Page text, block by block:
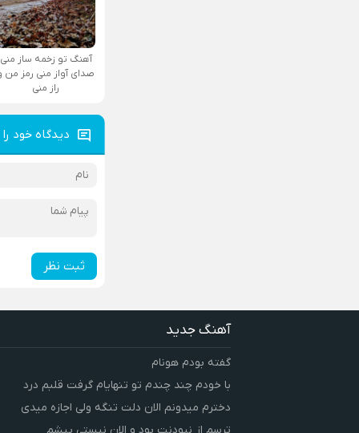
آهنگ تو زخمه ساز منی
صدای آواز منی رمز من
راز منی
دیدگاه خود
ثبت نظر
آهنگ جدید
گفته بودم هونام
با خودم چند چندم تو تنهایام گرفت قلبم درد
دخترم میدونم الان دلت تنگه ولی اجازه میدی